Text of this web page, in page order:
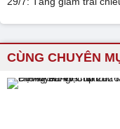
CÙNG CHUYÊN